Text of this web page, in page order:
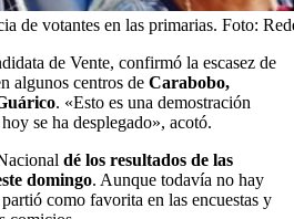
de votantes en las primarias. Foto:
de Vente, confirmó la escasez de
algunos centros de Carabobo,
. «Esto es una demostración
se ha desplegado», acotó.
dé los resultados de las
domingo. Aunque todavía no hay
como favorita en las encuestas y